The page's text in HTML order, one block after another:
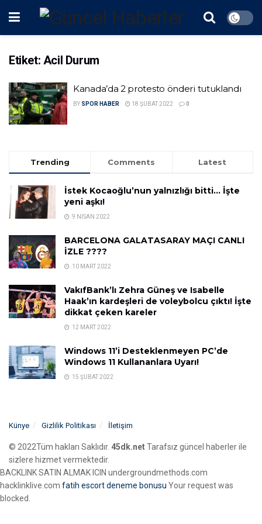
Etiket: Acil Durum
Kanada’da 2 protesto önderi tutuklandı
BY SPOR HABER 18 ŞUBAT 2022 0
Trending Comments Latest
İstek Kocaoğlu’nun yalnızlığı bitti… İşte
yeni aşkı!
9 NISAN 2022
BARCELONA GALATASARAY MAÇI CANLI
İZLE ????
10 MART 2022
VakıfBank’lı Zehra Güneş ve Isabelle
Haak’ın kardeşleri de voleybolcu çıktı! İşte
dikkat çeken kareler
12 MART 2022
Windows 11’i Desteklenmeyen PC’de
Windows 11 Kullananlara Uyarı!
15 ŞUBAT 2022
Künye Gizlilik Politikası İletişim
© 2022Tüm hakları Saklıdır. 45dk.netTarafsız güncel haberler ile
sizlere hizmet vermektedir.
BACKLINK SATIN ALMAK ICIN undergroundmethods.com
hacklinklive.com fatih escortdeneme bonusu Your request was
blocked.